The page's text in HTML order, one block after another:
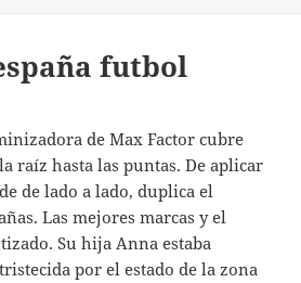
futbol
de Max Factor cubre
raíz hasta las puntas. De aplicar
de lado a lado, duplica el
Las mejores marcas y el
Su hija Anna estaba
por el estado de la zona